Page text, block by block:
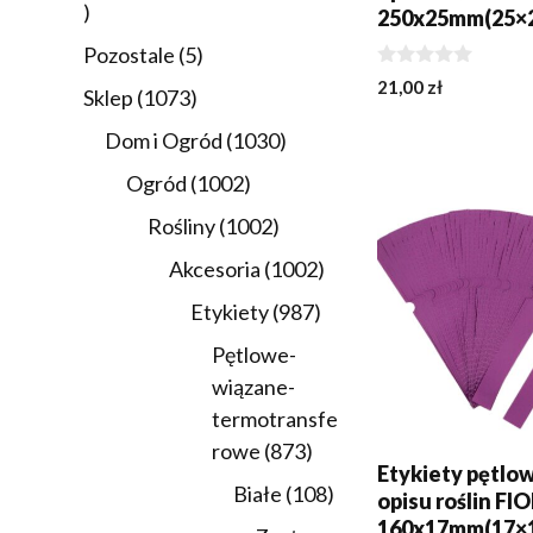
0
z
21,00 zł
Etykiety
opisu roślin
21
produktów
Pozostale 55
Sklep 10731073
produkty
Dom i Ogród 10301030
Ogród 10021002
produkty
Rośliny 10021002
produkty
Akcesoria 10021002
produkty
Etykiety 987987
Pętlowe-
wiązane-
termotransfe
rowe 873873
produkty
Białe 108108
produktów